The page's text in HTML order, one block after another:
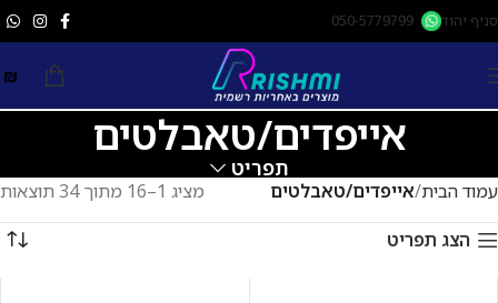
לתוכן
סניף יהוד 050-5779799
₪
אייפדים/טאבלטים
תפריט
עמוד הבית אייפדים/טאבלטים
מציג 1–16 מתוך 34 תוצאות
הצג תפריט